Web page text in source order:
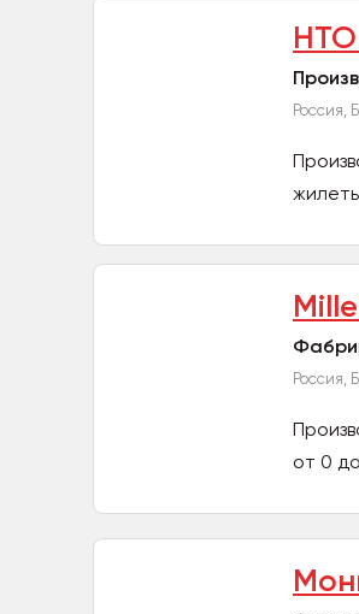
Россия,
Россия,
от 0